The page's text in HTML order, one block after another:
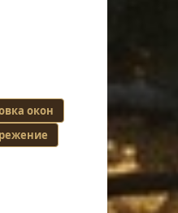
окон